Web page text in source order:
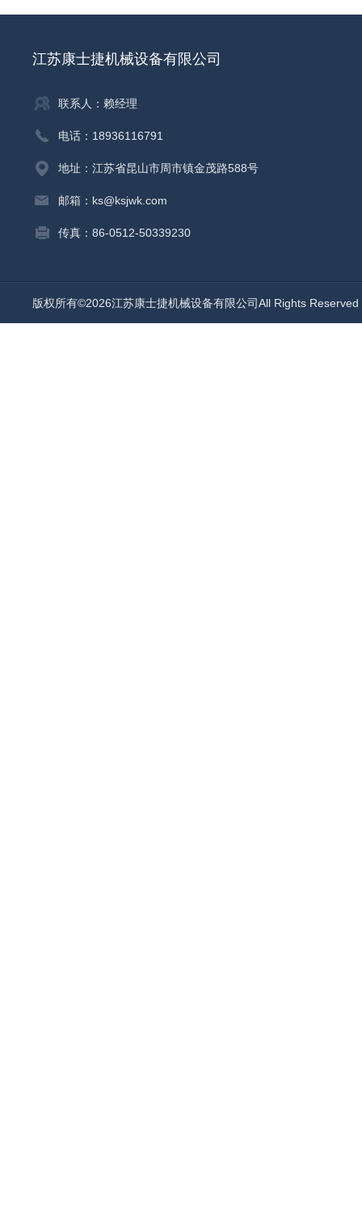
江苏康士捷机械设备有限公司
联系人：赖经理
电话：18936116791
地址：江苏省昆山市周市镇金茂路588号
邮箱：ks@ksjwk.com
传真：86-0512-50339230
版权所有©2026江苏康士捷机械设备有限公司All Rights